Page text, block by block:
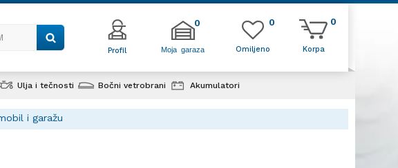
Profil Moja garaza
0
Korpa
0
Omiljeno
0
Ulja i tečnosti Bočni vetrobrani Akumulatori
i garažu